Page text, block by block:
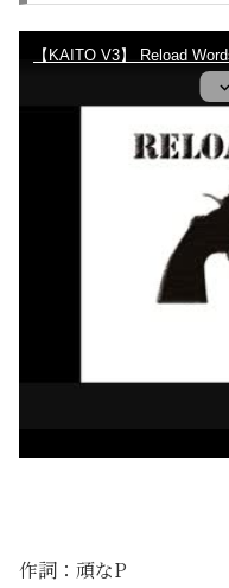
作詞：頑なP